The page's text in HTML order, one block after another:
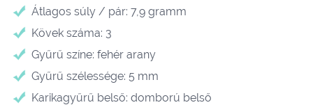
Átlagos súly / pár: 7,9 gramm
Kövek száma: 3
Gyűrű színe: fehér arany
Gyűrű szélessége: 5 mm
Karikagyűrű belső: domború belső